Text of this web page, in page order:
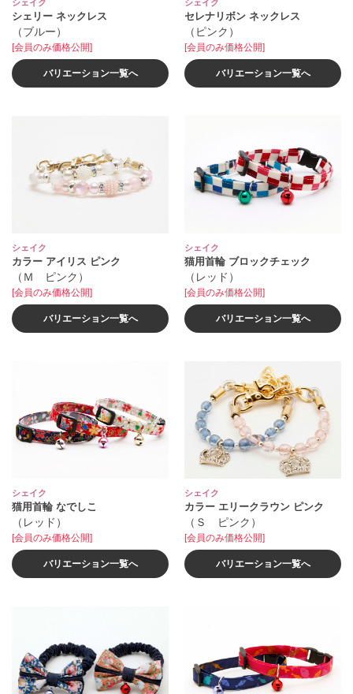
シェイク
シェリー ネックレス
（ブルー）
[会員のみ価格公開]
バリエーション一覧へ
シェイク
セレナリボン ネックレス
（ピンク）
[会員のみ価格公開]
バリエーション一覧へ
シェイク
カラー アイリス ピンク
（Ｍ ピンク）
[会員のみ価格公開]
バリエーション一覧へ
シェイク
猫用首輪 ブロックチェック
（レッド）
[会員のみ価格公開]
バリエーション一覧へ
シェイク
猫用首輪 なでしこ
（レッド）
[会員のみ価格公開]
バリエーション一覧へ
シェイク
カラー エリークラウン ピンク
（Ｓ ピンク）
[会員のみ価格公開]
バリエーション一覧へ